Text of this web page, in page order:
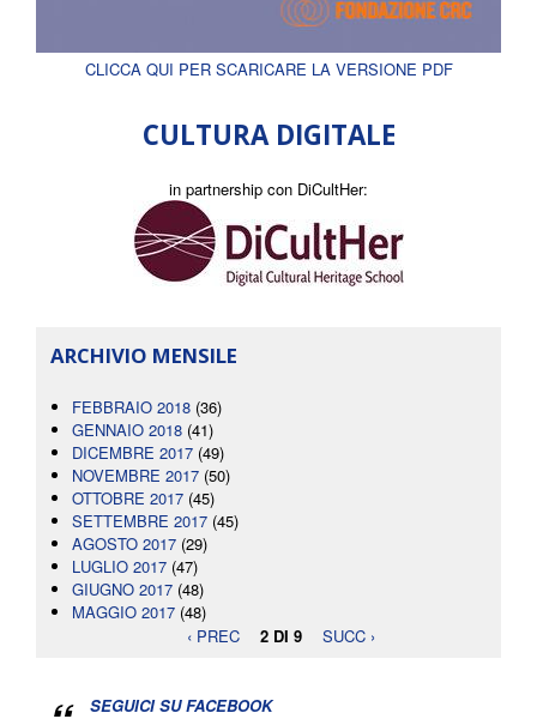
CLICCA QUI PER SCARICARE LA VERSIONE PDF
CULTURA DIGITALE
in partnership con DiCultHer:
ARCHIVIO MENSILE
FEBBRAIO 2018 (36)
GENNAIO 2018 (41)
DICEMBRE 2017 (49)
NOVEMBRE 2017 (50)
OTTOBRE 2017 (45)
SETTEMBRE 2017 (45)
AGOSTO 2017 (29)
LUGLIO 2017 (47)
GIUGNO 2017 (48)
MAGGIO 2017 (48)
‹ PREC
2 DI 9 SUCC ›
SEGUICI SU FACEBOOK